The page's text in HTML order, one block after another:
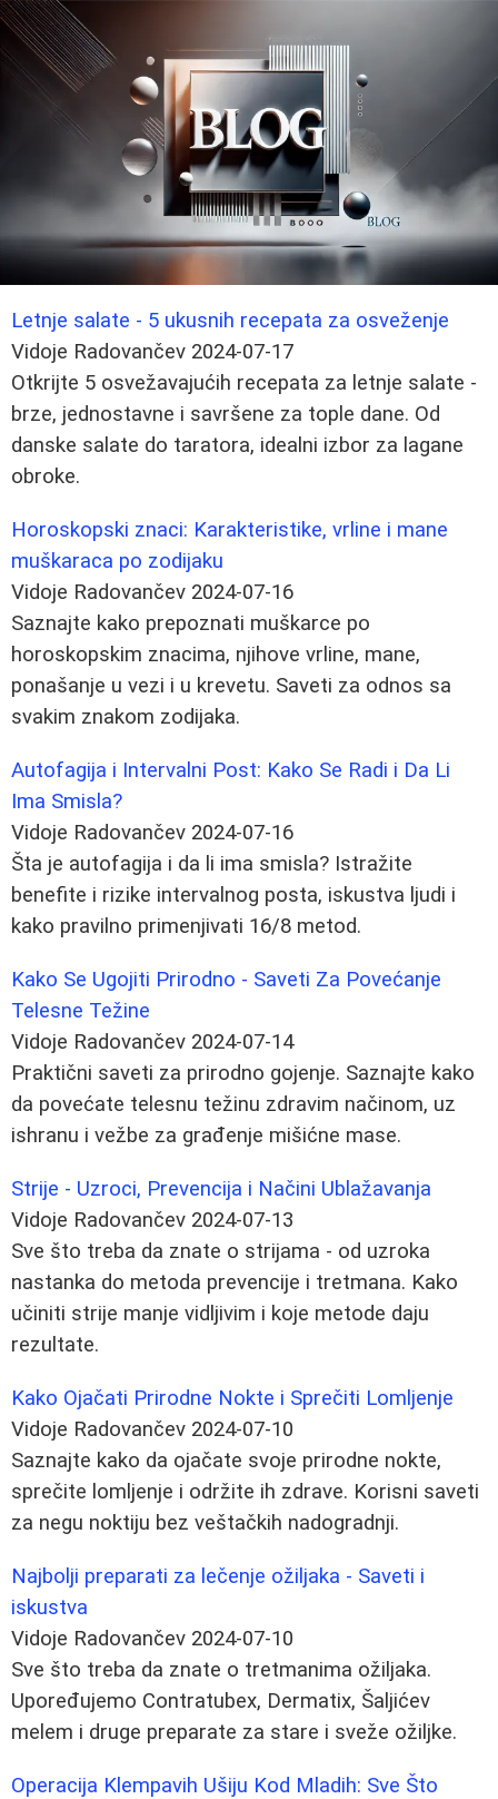
Letnje salate - 5 ukusnih recepata za osveženje
Vidoje Radovančev 2024-07-17
Otkrijte 5 osvežavajućih recepata za letnje salate -
brze, jednostavne i savršene za tople dane. Od
danske salate do taratora, idealni izbor za lagane
obroke.
Horoskopski znaci: Karakteristike, vrline i mane
muškaraca po zodijaku
Vidoje Radovančev 2024-07-16
Saznajte kako prepoznati muškarce po
horoskopskim znacima, njihove vrline, mane,
ponašanje u vezi i u krevetu. Saveti za odnos sa
svakim znakom zodijaka.
Autofagija i Intervalni Post: Kako Se Radi i Da Li
Ima Smisla?
Vidoje Radovančev 2024-07-16
Šta je autofagija i da li ima smisla? Istražite
benefite i rizike intervalnog posta, iskustva ljudi i
kako pravilno primenjivati 16/8 metod.
Kako Se Ugojiti Prirodno - Saveti Za Povećanje
Telesne Težine
Vidoje Radovančev 2024-07-14
Praktični saveti za prirodno gojenje. Saznajte kako
da povećate telesnu težinu zdravim načinom, uz
ishranu i vežbe za građenje mišićne mase.
Strije - Uzroci, Prevencija i Načini Ublažavanja
Vidoje Radovančev 2024-07-13
Sve što treba da znate o strijama - od uzroka
nastanka do metoda prevencije i tretmana. Kako
učiniti strije manje vidljivim i koje metode daju
rezultate.
Kako Ojačati Prirodne Nokte i Sprečiti Lomljenje
Vidoje Radovančev 2024-07-10
Saznajte kako da ojačate svoje prirodne nokte,
sprečite lomljenje i održite ih zdrave. Korisni saveti
za negu noktiju bez veštačkih nadogradnji.
Najbolji preparati za lečenje ožiljaka - Saveti i
iskustva
Vidoje Radovančev 2024-07-10
Sve što treba da znate o tretmanima ožiljaka.
Upoređujemo Contratubex, Dermatix, Šaljićev
melem i druge preparate za stare i sveže ožiljke.
Operacija Klempavih Ušiju Kod Mladih: Sve Što